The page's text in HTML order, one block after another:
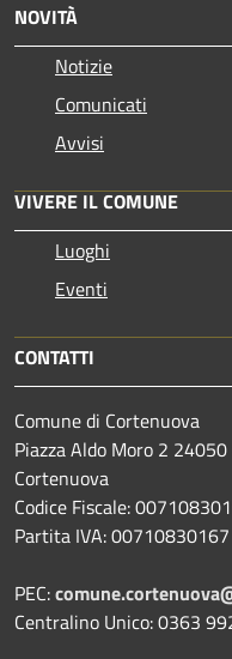
NOVITÀ
Notizie
Comunicati
Avvisi
VIVERE IL COMUNE
Luoghi
Eventi
CONTATTI
Comune di Cortenuova
Piazza Aldo Moro 2
Cortenuova
Codice Fiscale:
Partita IVA: 00710830167
PEC:
Centralino Unico: 0363